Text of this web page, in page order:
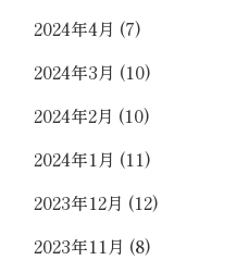
2024年4月 (7)
2024年3月 (10)
2024年2月 (10)
2024年1月 (11)
2023年12月 (12)
2023年11月 (8)